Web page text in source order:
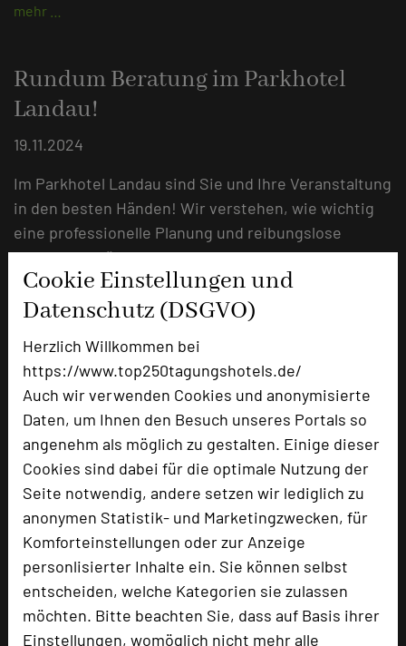
Cookie Einstellungen und
Datenschutz (DSGVO)
Herzlich Willkommen bei
https://www.top250tagungshotels.de/
Auch wir verwenden Cookies und anonymisierte
Daten, um Ihnen den Besuch unseres Portals so
angenehm als möglich zu gestalten. Einige dieser
Cookies sind dabei für die optimale Nutzung der
Seite notwendig, andere setzen wir lediglich zu
anonymen Statistik- und Marketingzwecken, für
Komforteinstellungen oder zur Anzeige
personlisierter Inhalte ein. Sie können selbst
entscheiden, welche Kategorien sie zulassen
möchten. Bitte beachten Sie, dass auf Basis ihrer
Einstellungen, womöglich nicht mehr alle
mehr …
Rundum Beratung im Parkhotel
Landau!
19.11.2024
Im Parkhotel Landau sind Sie und Ihre Veranstaltung
in den besten Händen! Wir verstehen, wie wichtig
eine professionelle Planung und reibungslose
Umsetzung für den Erfolg Ihres Events sind.
Sportlich ins neue Tagungsjahr!
21.10.2024
Steigere den Teamgeist Deiner Teilnehmenden auch
durch spannende sportliche Aktivitäten.
mehr …
Deine Weihnachtsfeier im Parkhotel
Landau
24.09.2024